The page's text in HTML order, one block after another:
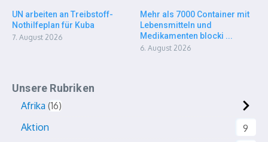
UN arbeiten an Treibstoff-
Nothilfeplan für Kuba
7. August 2026
Mehr als 7000 Container mit
Lebensmitteln und
Medikamenten blocki ...
6. August 2026
Unsere Rubriken
Afrika 16
Aktion
9